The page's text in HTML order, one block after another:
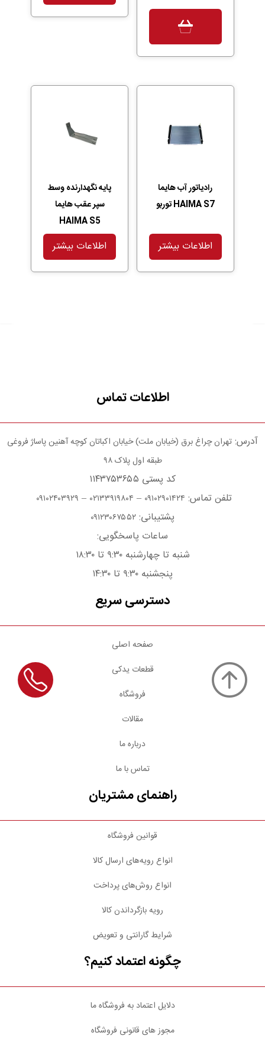
رادیاتور آب هایما
HAIMA S7 توربو
اطلاعات بیشتر
پایه نگهدارنده وسط
سپر عقب هایما
HAIMA S5
اطلاعات بیشتر
اطلاعات تماس
آدرس: تهران چراغ برق (خیابان ملت) خیابان اکباتان کوچه آهنین پاساژ فروغی
طبقه اول پلاک ۹۸
کد پستی ۱۱۴۳۷۵۳۶۵۵
تلفن تماس: ۰۹۱۰۲۹۰۱۴۲۴ – ۰۲۱۳۳۹۱۹۸۰۴ – ۰۹۱۰۲۴۰۳۹۲۹
پشتیبانی: ۰۹۱۲۳۰۶۷۵۵۲
ساعات پاسخگویی:
شنبه تا چهارشنبه ۹:۳۰ تا ۱۸:۳۰
پنجشنبه ۹:۳۰ تا ۱۴:۳۰
دسترسی سریع
صفحه اصلی
قطعات یدکی
فروشگاه
مقالات
درباره ما
تماس با ما
راهنمای مشتریان
قوانین فروشگاه
انواع رویه‌های ارسال کالا
انواع روش‌های پرداخت
رویه بازگرداندن کالا
شرایط گارانتی و تعویض
چگونه اعتماد کنیم؟
دلایل اعتماد به فروشگاه ما
مجوز های قانونی فروشگاه